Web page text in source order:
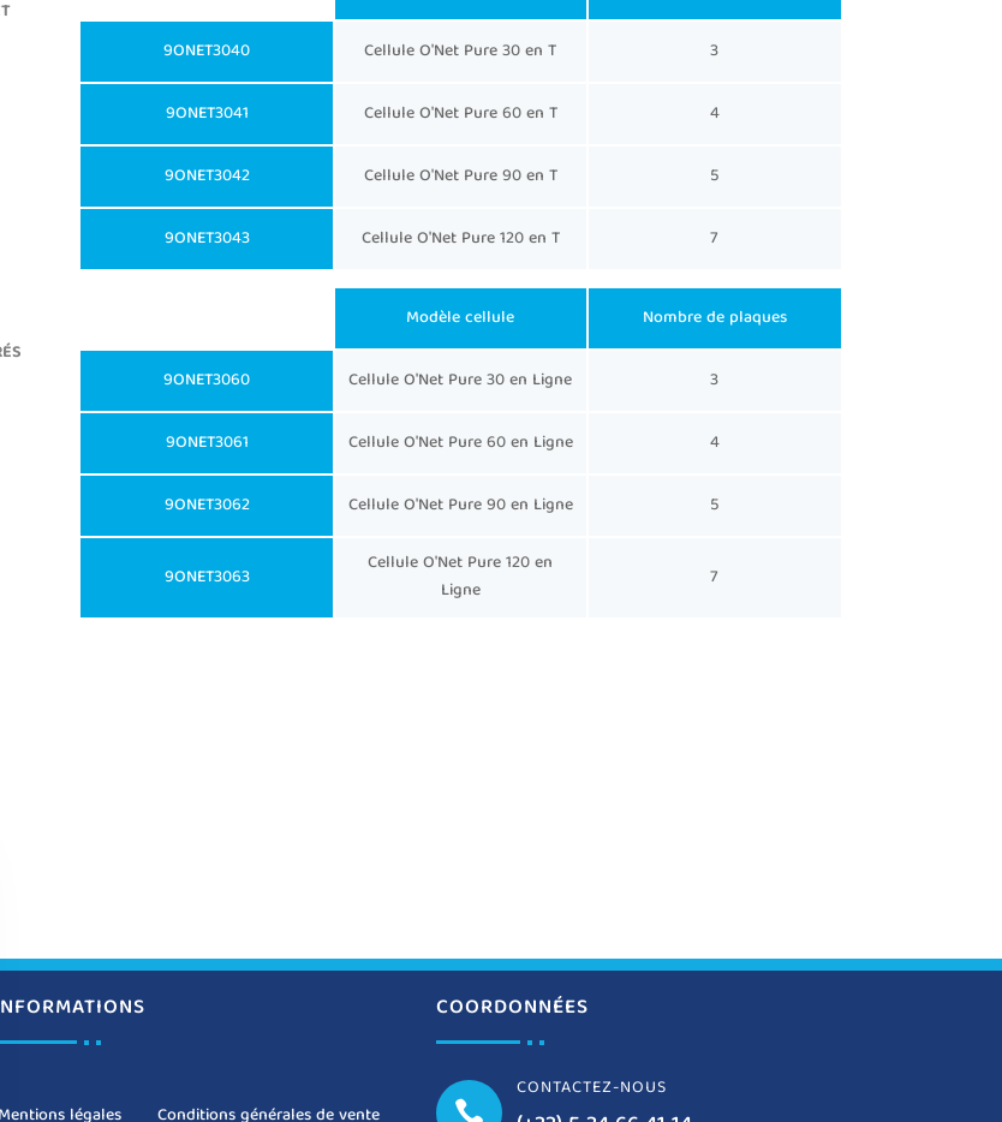
9ONET3040
9ONET3041
9ONET3042
9ONET3043
Cellule O'Net Pure 30 en T
Cellule O'Net Pure 60 en T
Cellule O'Net Pure 90 en T
Cellule O'Net Pure 120 en T
3
4
5
7
9ONET3060
9ONET3061
9ONET3062
9ONET3063
Modèle cellule
Cellule O'Net Pure 30 en Ligne
Cellule O'Net Pure 60 en Ligne
Cellule O'Net Pure 90 en Ligne
Cellule O'Net Pure 120 en
Ligne
Nombre de plaques
3
4
5
7
COORDONNÉES

CONTACTEZ-NOUS